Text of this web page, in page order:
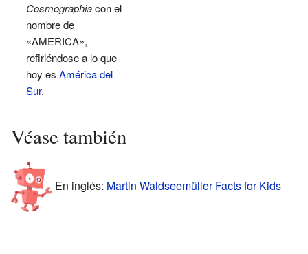
Cosmographiacon el
nombre de
«AMERICA»,
refiriéndose a lo que
hoy es América del
Sur.
Véase también
En inglés: Martin Waldseemüller Facts for Kids